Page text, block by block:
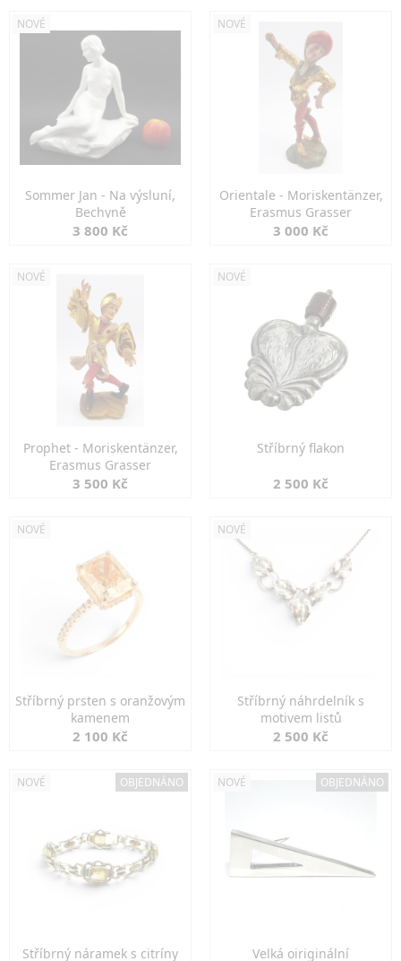
NOVÉ
Sommer Jan - Na výsluní,
Bechyně
3 800 Kč
NOVÉ
Orientale - Moriskentänzer,
Erasmus Grasser
3 000 Kč
NOVÉ
Prophet - Moriskentänzer,
Erasmus Grasser
3 500 Kč
NOVÉ
Stříbrný flakon
2 500 Kč
NOVÉ
Stříbrný prsten s oranžovým
kamenem
2 100 Kč
NOVÉ
Stříbrný náhrdelník s
motivem listů
2 500 Kč
NOVÉ OBJEDNÁNO
Stříbrný náramek s citríny
NOVÉ OBJEDNÁNO
Velká oiriginální